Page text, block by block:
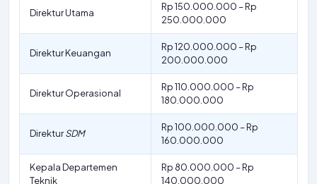
Direktur Utama
Rp 150.000.000 – Rp
250.000.000
Direktur Keuangan
Rp 120.000.000 – Rp
200.000.000
Direktur Operasional
Rp 110.000.000 – Rp
180.000.000
DirekturSDM
Rp 100.000.000 – Rp
160.000.000
Kepala Departemen
Teknik
Rp 80.000.000 – Rp
140.000.000